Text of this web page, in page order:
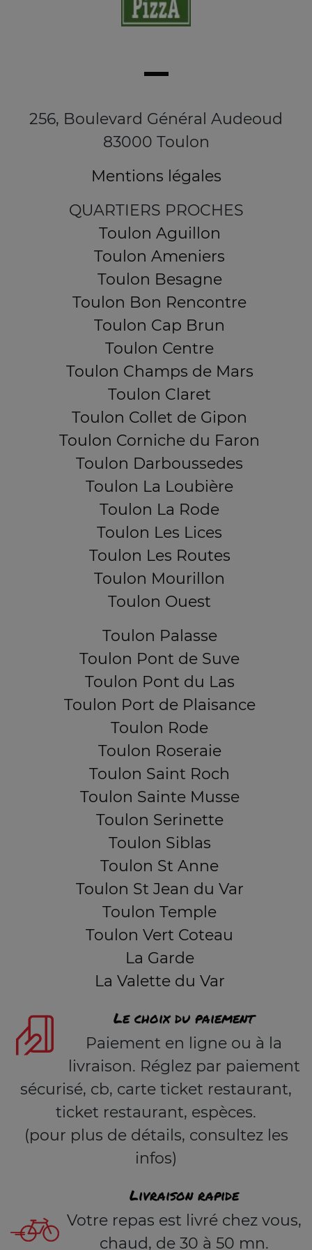
256, Boulevard Général Audeoud
83000 Toulon
Mentions légales
QUARTIERS PROCHES
Toulon Aguillon
Toulon Ameniers
Toulon Besagne
Toulon Bon Rencontre
Toulon Cap Brun
Toulon Centre
Toulon Champs de Mars
Toulon Claret
Toulon Collet de Gipon
Toulon Corniche du Faron
Toulon Darboussedes
Toulon La Loubière
Toulon La Rode
Toulon Les Lices
Toulon Les Routes
Toulon Mourillon
Toulon Ouest
Toulon Palasse
Toulon Pont de Suve
Toulon Pont du Las
Toulon Port de Plaisance
Toulon Rode
Toulon Roseraie
Toulon Saint Roch
Toulon Sainte Musse
Toulon Serinette
Toulon Siblas
Toulon St Anne
Toulon St Jean du Var
Toulon Temple
Toulon Vert Coteau
La Garde
La Valette du Var
Le choix du paiement
Paiement en ligne ou à la
livraison. Réglez par paiement
sécurisé, cb, carte ticket restaurant,
ticket restaurant, espèces.
(pour plus de détails, consultez les
infos)
Livraison rapide
Votre repas est livré chez vous,
chaud, de 30 à 50 mn.